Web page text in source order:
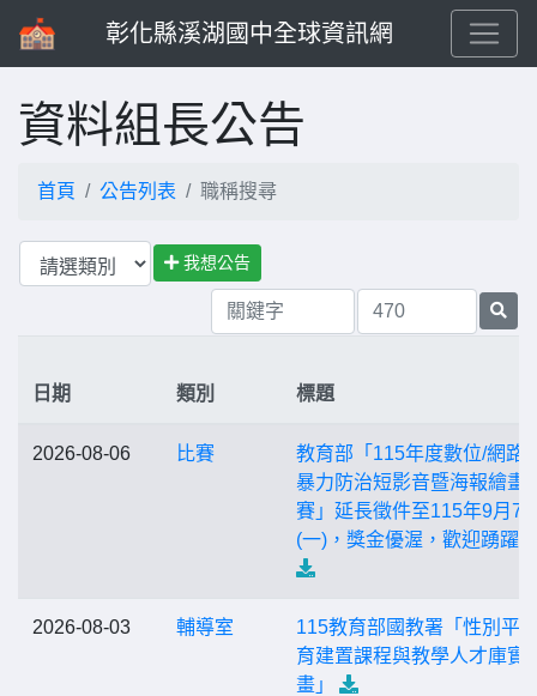
彰化縣溪湖國中全球資訊網
資料組長公告
首頁 公告列表 職稱搜尋
我想公告
日期 類別 標題
2026-08-06 比賽
教育部「115年度數位/網路
暴力防治短影音暨海報繪畫
賽」延長徵件至115年9月7
(一)，獎金優渥，歡迎踴躍
2026-08-03 輔導室
115教育部國教署「性別平
育建置課程與教學人才庫實
畫」